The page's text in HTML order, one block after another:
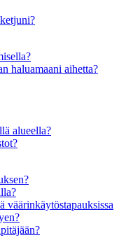
haluamaani aihetta?
alueella?
väärinkäytöstapauksissa